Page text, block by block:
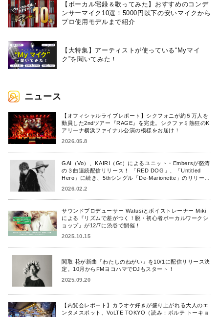
【ボーカル宅録＆歌ってみた】おすすめのコンデ
ンサーマイク10選！5000円以下の安いマイクから
プロ使用モデルまで紹介
【大特集】アーティストが使っている“Myマイ
ク”を聞いてみた！
ニュース
【オフィシャルライブレポート】シクフォニが約５万人を
動員した2ndツアー『RAGE』を完走。シクファミ熱狂のK
アリーナ横浜ファイナル公演の模様をお届け！
2026.05.8
GAI（Vo）、KAIRI（Gt）によるユニット・Embersが怒涛
の３曲連続配信リリース！ 「RED DOG」、「Untitled
Hero」に続き、5thシングル「De-Marionette」のリリース
2026.02.2
サウンドプロデューサー Watusiとボイストレーナー Miki
による『リズムで差がつく！脱・初心者ボーカルワークシ
ョップ』が12/7に渋谷で開催！
2025.10.15
関取 花が新曲「わたしのねがい」を10/1に配信リリース決
定。10月からFMヨコハマでDJもスタート！
2025.09.20
【内覧会レポート】カラオケ好きが盛り上がれる大人のエ
ンタメスポット、VoLTE TOKYO（読み：ボルテ トーキョ